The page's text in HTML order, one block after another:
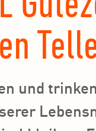
und